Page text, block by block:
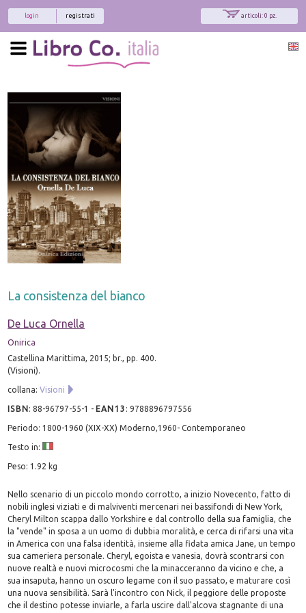
articoli: 0 pz.
registrati
login
La consistenza del bianco
De Luca Ornella
Onirica
Castellina Marittima, 2015; br., pp. 400.
(Visioni).
collana:Visioni
ISBN:88-96797-55-1 - EAN13 :9788896797556
Periodo: 1800-1960 (XIX-XX) Moderno,1960- Contemporaneo
Testo in:
Peso: 1.92 kg
Nello scenario di un piccolo mondo corrotto, a inizio Novecento, fatto di
nobili inglesi viziati e di malviventi mercenari nei bassifondi di New York,
Cheryl Milton scappa dallo Yorkshire e dal controllo della sua famiglia, che
la "vende" in sposa a un uomo di dubbia moralità, e cerca di rifarsi una vita
in America con una falsa identità, insieme alla fidata amica Jane, un tempo
sua cameriera personale. Cheryl, egoista e vanesia, dovrà scontrarsi con
nuove realtà e nuovi microcosmi che la minacceranno da vicino e che, a
sua insaputa, hanno un oscuro legame con il suo passato, e maturare così
una nuova sensibilità. Sarà l'incontro con Nick, il peggiore delle proposte
che il destino potesse inviarle, a farla uscire dall'alcova stagnante di una